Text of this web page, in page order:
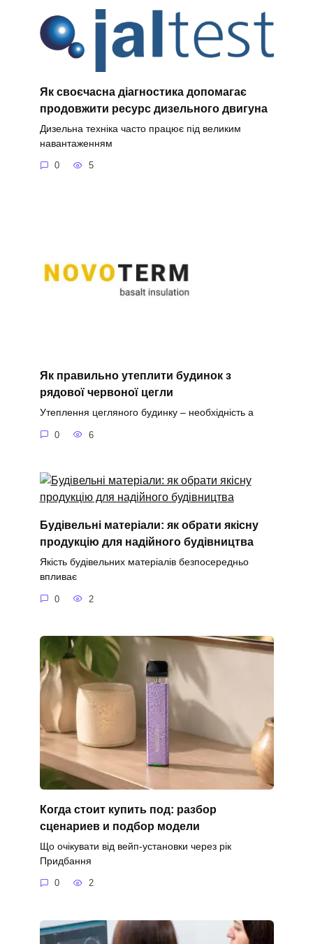
Як своєчасна діагностика допомагає
продовжити ресурс дизельного двигуна
Дизельна техніка часто працює під великим
навантаженням
0 5
Як правильно утеплити будинок з
рядової червоної цегли
Утеплення цегляного будинку – необхідність а
0 6
Будівельні матеріали: як обрати якісну
продукцію для надійного будівництва
Якість будівельних матеріалів безпосередньо
впливає
0 2
Когда стоит купить под: разбор
сценариев и подбор модели
Що очікувати від вейп-установки через рік
Придбання
0 2